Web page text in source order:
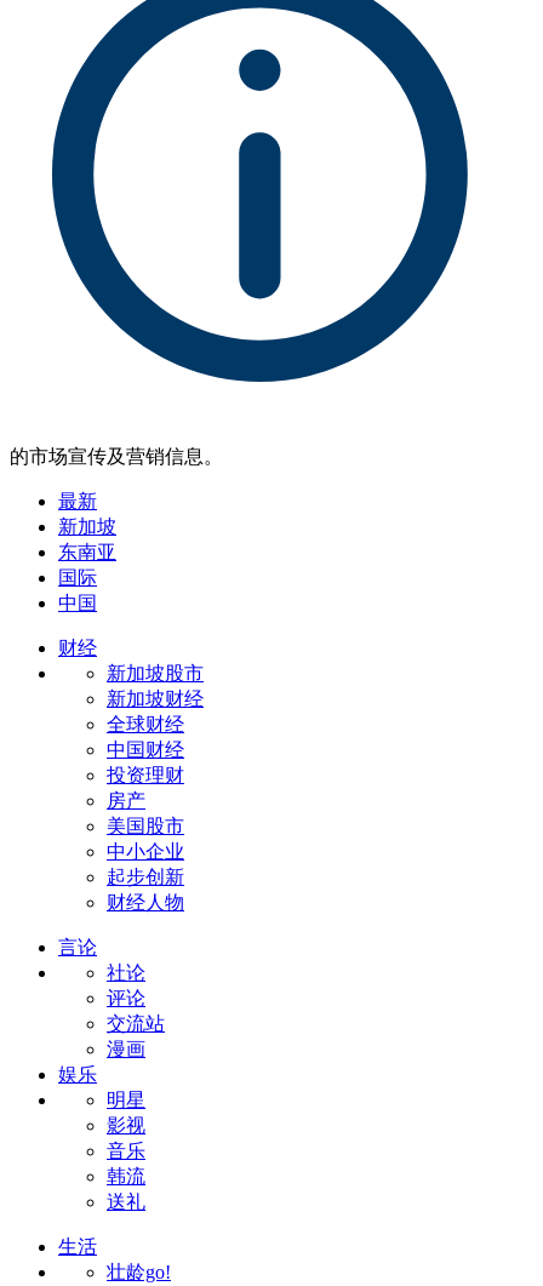
的市场宣传及营销信息。
最新
新加坡
东南亚
国际
中国
财经
新加坡股市
新加坡财经
全球财经
中国财经
投资理财
房产
美国股市
中小企业
起步创新
财经人物
言论
社论
评论
交流站
漫画
娱乐
明星
影视
音乐
韩流
送礼
生活
壮龄go!